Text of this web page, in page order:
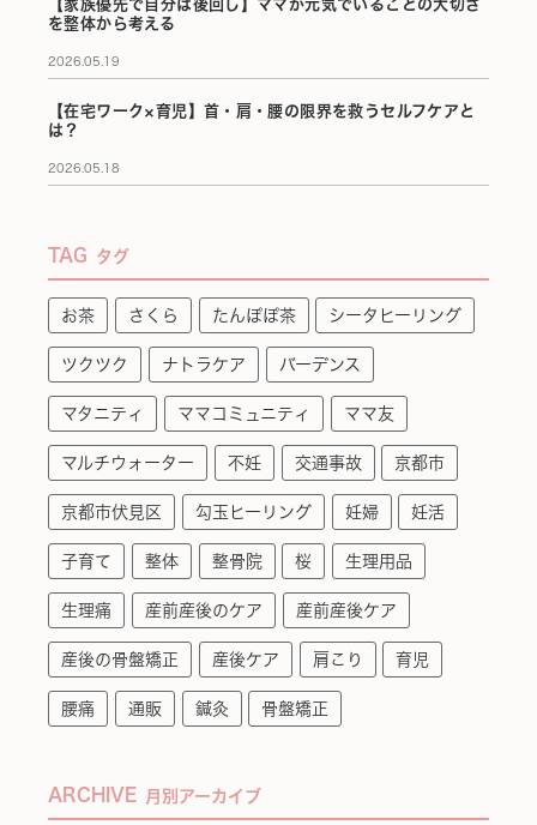
【家族優先で自分は後回し】ママが元気でいることの大切さ
を整体から考える
2026.05.19
【在宅ワーク×育児】首・肩・腰の限界を救うセルフケアと
は？
2026.05.18
TAG タグ
お茶 さくら たんぽぽ茶 シータヒーリング
ツクツク ナトラケア バーデンス
マタニティ ママコミュニティ ママ友
マルチウォーター 不妊 交通事故 京都市
京都市伏見区 勾玉ヒーリング 妊婦 妊活
子育て 整体 整骨院 桜 生理用品
生理痛 産前産後のケア 産前産後ケア
産後の骨盤矯正 産後ケア 肩こり 育児
腰痛 通販 鍼灸 骨盤矯正
ARCHIVE 月別アーカイブ